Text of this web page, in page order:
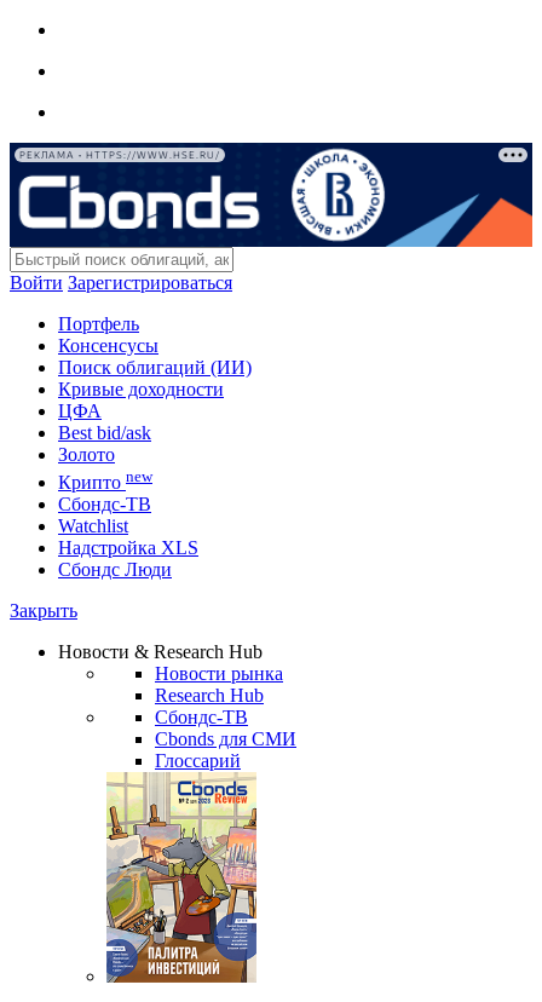
РЕКЛАМА • HTTPS://WWW.HSE.RU/
Войти Зарегистрироваться
Портфель
Консенсусы
Поиск облигаций (ИИ)
Кривые доходности
ЦФА
Best bid/ask
Золото
Крипто new
Сбондс-ТВ
Watchlist
Надстройка XLS
Сбондс Люди
Закрыть
Новости & Research Hub
Новости рынка
Research Hub
Сбондс-ТВ
Cbonds для СМИ
Глоссарий